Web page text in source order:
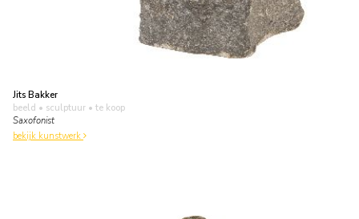
Jits Bakker
beeld • sculptuur • te koop
Saxofonist
bekijk kunstwerk